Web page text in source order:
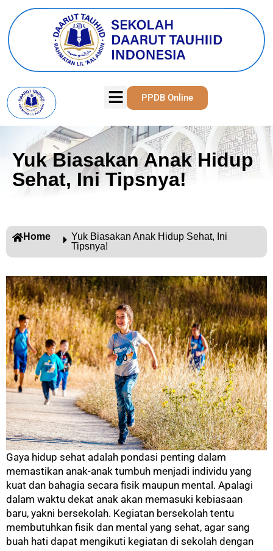
PPDB Online
Yuk Biasakan Anak Hidup
Sehat, Ini Tipsnya!
Home
Yuk Biasakan Anak Hidup Sehat, Ini
Tipsnya!
Gaya hidup sehat adalah pondasi penting dalam
memastikan anak-anak tumbuh menjadi individu yang
kuat dan bahagia secara fisik maupun mental. Apalagi
dalam waktu dekat anak akan memasuki kebiasaan
baru, yakni bersekolah. Kegiatan bersekolah tentu
membutuhkan fisik dan mental yang sehat, agar sang
buah hati dapat mengikuti kegiatan di sekolah dengan